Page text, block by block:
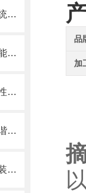
浅谈智能电机保护器在电厂脱硫系统的应用
流域治理工程的智慧水务智能配电能效平台设计与实践
医疗用电设备配电系统设计及经济性分析
浅析有源滤波器在选煤厂供电系统谐波治理中的应用与选型
光伏监控系统在磊蒙（湖北）智能装备5.98MW分布式光伏10KV并网系统的应用
品
加